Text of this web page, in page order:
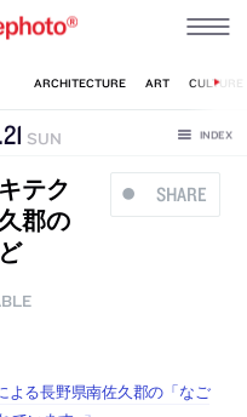
.21 SUN
SHARE
テク
郡の
よる長野県南佐久郡の「なご